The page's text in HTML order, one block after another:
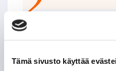
Tämä sivusto käyttää
LEIGH BANNISTER –
POHJOIS-AMERIKAN